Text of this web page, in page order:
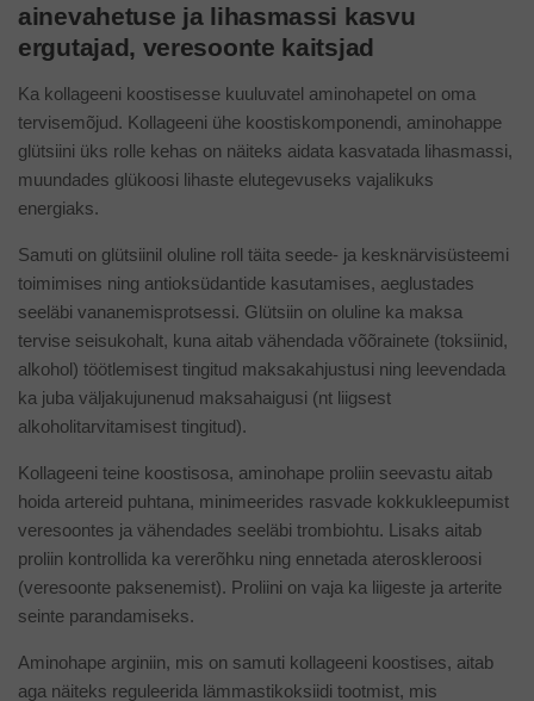
ainevahetuse ja lihasmassi kasvu
ergutajad, veresoonte kaitsjad
Ka kollageeni koostisesse kuuluvatel aminohapetel on oma
tervisemõjud. Kollageeni ühe koostiskomponendi, aminohappe
glütsiini üks rolle kehas on näiteks aidata kasvatada lihasmassi,
muundades glükoosi lihaste elutegevuseks vajalikuks
energiaks.
Samuti on glütsiinil oluline roll täita seede- ja kesknärvisüsteemi
toimimises ning antioksüdantide kasutamises, aeglustades
seeläbi vananemisprotsessi. Glütsiin on oluline ka maksa
tervise seisukohalt, kuna aitab vähendada võõrainete (toksiinid,
alkohol) töötlemisest tingitud maksakahjustusi ning leevendada
ka juba väljakujunenud maksahaigusi (nt liigsest
alkoholitarvitamisest tingitud).
Kollageeni teine koostisosa, aminohape proliin seevastu aitab
hoida artereid puhtana, minimeerides rasvade kokkukleepumist
veresoontes ja vähendades seeläbi trombiohtu. Lisaks aitab
proliin kontrollida ka vererõhku ning ennetada ateroskleroosi
(veresoonte paksenemist). Proliini on vaja ka liigeste ja arterite
seinte parandamiseks.
Aminohape arginiin, mis on samuti kollageeni koostises, aitab
aga näiteks reguleerida lämmastikoksiidi tootmist, mis